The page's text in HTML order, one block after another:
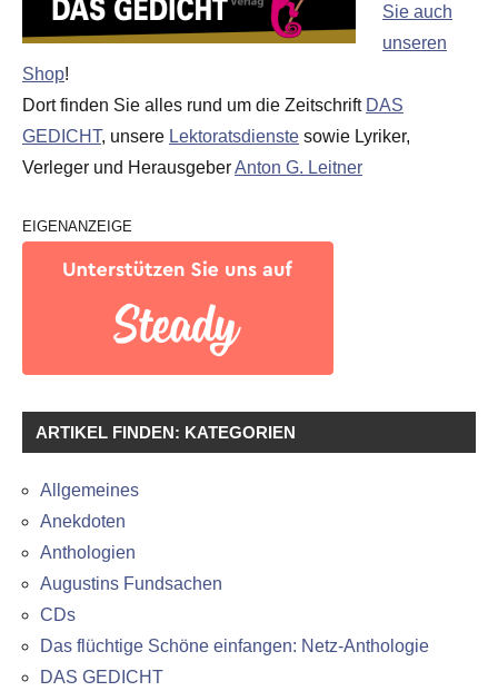
Sie auch
unseren
Shop!
Dort finden Sie alles rund um die Zeitschrift DAS
GEDICHT, unsere Lektoratsdienste sowie Lyriker,
Verleger und HerausgeberAnton G. Leitner
EIGENANZEIGE
ARTIKEL FINDEN: KATEGORIEN
Allgemeines
Anekdoten
Anthologien
Augustins Fundsachen
CDs
Das flüchtige Schöne einfangen: Netz-Anthologie
DAS GEDICHT